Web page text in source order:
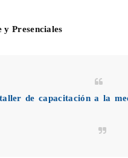
y Presenciales
de capacitación a la